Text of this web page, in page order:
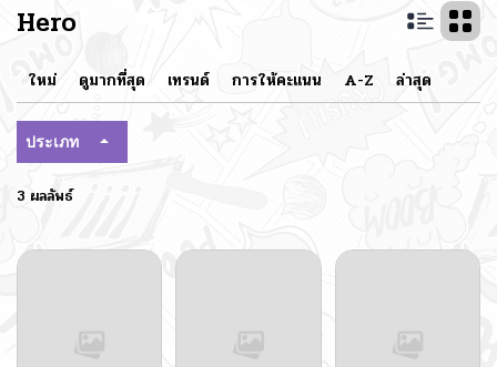
Hero
ใหม่ ดูมากที่สุด เทรนด์ การให้คะแนน A-Z ล่าสุด
ประเภท
3 ผลลัพธ์